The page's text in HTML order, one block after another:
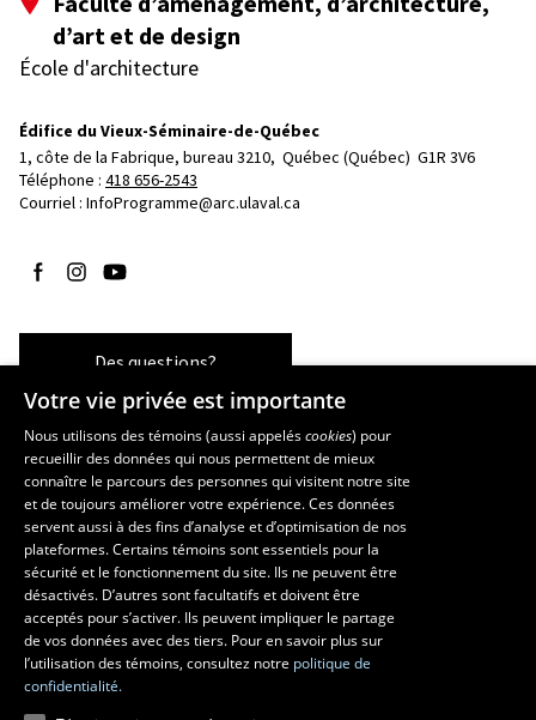
d’art et de design
École d'architecture
Édifice du Vieux-Séminaire-de-Québec
1, côte de la Fabrique, bureau 3210, Québec (Québec)  G1R 3V6
Téléphone : 418 656-2543
Courriel : InfoProgramme@arc.ulaval.ca
Suivez-nous sur Facebook
Suivez-nous sur Instagram
Suivez-nous sur YouTube
Des questions?
Les écoles et la recherche
École d’art
École supérieure d’aménagement du territoire et de développement
régional
École de design
Centre de recherche en aménagement et développement
Votre vie privée est importante
Nous utilisons des témoins (aussi appeléscookies) pour
recueillir des données qui nous permettent de mieux
connaître le parcours des personnes qui visitent notre site
et de toujours améliorer votre expérience. Ces données
servent aussi à des fins d’analyse et d’optimisation de nos
plateformes. Certains témoins sont essentiels pour la
sécurité et le fonctionnement du site. Ils ne peuvent être
désactivés. D’autres sont facultatifs et doivent être
acceptés pour s’activer. Ils peuvent impliquer le partage
de vos données avec des tiers. Pour en savoir plus sur
l’utilisation des témoins, consultez notre politique de
confidentialité.